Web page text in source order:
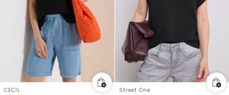
CECIL Street One